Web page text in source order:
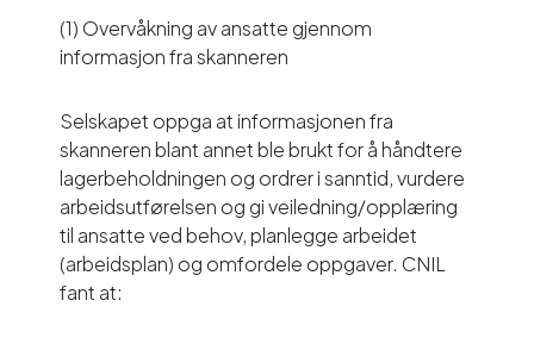
(1) Overvåkning av ansatte gjennom
informasjon fra skanneren
Selskapet oppga at informasjonen fra
skanneren blant annet ble brukt for å håndtere
lagerbeholdningen og ordrer i sanntid, vurdere
arbeidsutførelsen og gi veiledning/opplæring
til ansatte ved behov, planlegge arbeidet
(arbeidsplan) og omfordele oppgaver. CNIL
fant at: